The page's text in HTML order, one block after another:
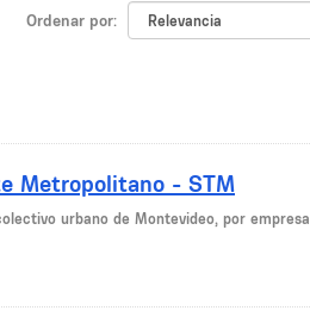
Ordenar por
Metropolitano - STM
urbano de Montevideo, por empresa